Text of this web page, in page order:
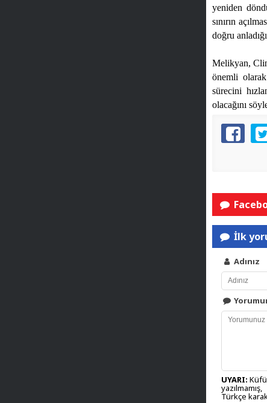
yeniden
sınırın
doğru
Melikyan,
önemli
sürecini
olacağını
İlk
Adınız
UYARI:
yazılmamış,
Türkçe